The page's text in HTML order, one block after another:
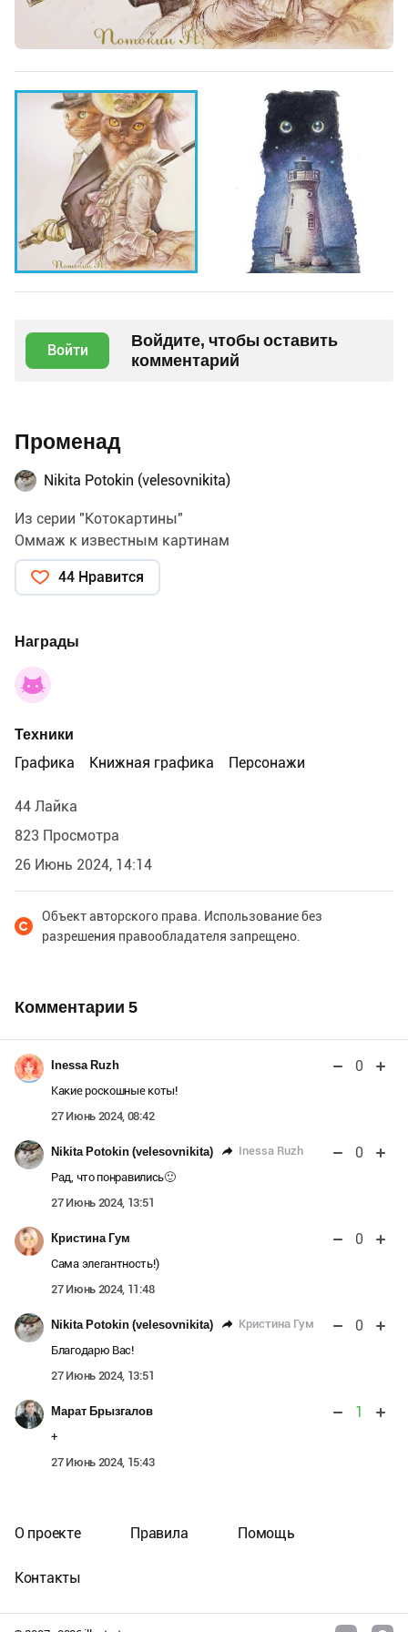
Войти
Войдите, чтобы оставить
комментарий
Променад
Nikita Potokin (velesovnikita)
Из серии "Котокартины"
Оммаж к известным картинам
44 Нравится
Награды
Техники
Графика
Книжная графика Персонажи
44 Лайка
823 Просмотра
26 Июнь 2024, 14:14
Объект авторского права. Использование без
разрешения правообладателя запрещено.
Комментарии 5
Inessa Ruzh 0
Какие роскошные коты!
27 Июнь 2024, 08:42
Nikita Potokin (velesovnikita) Inessa Ruzh 0
Рад, что понравились🙂
27 Июнь 2024, 13:51
Кристина Гум 0
Сама элегантность!)
27 Июнь 2024, 11:48
Nikita Potokin (velesovnikita) Кристина Гум 0
Благодарю Вас!
27 Июнь 2024, 13:51
Марат Брызгалов 1
+
27 Июнь 2024, 15:43
О проекте Правила Помощь
Контакты